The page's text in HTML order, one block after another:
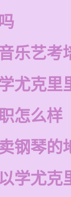
乐艺考
尤克里
怎么样
钢琴的
学尤克